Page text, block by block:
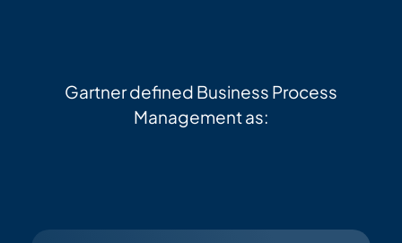
Gartner defined Business Process
Management as: